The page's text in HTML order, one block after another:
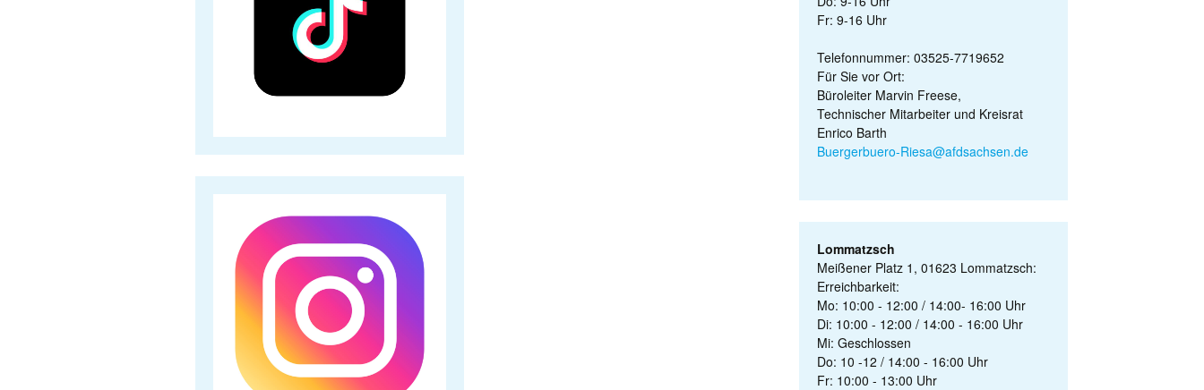
Fr: 9-16 Uhr
Telefonnummer: 03525-7719652
Für Sie vor Ort:
Büroleiter Marvin Freese,
Technischer Mitarbeiter und Kreisrat
Enrico Barth
Buergerbuero-Riesa@afdsachsen.de
Lommatzsch
Meißener Platz 1, 01623 Lommatzsch:
Erreichbarkeit:
Mo: 10:00 - 12:00 / 14:00- 16:00 Uhr
Di: 10:00 - 12:00 / 14:00 - 16:00 Uhr
Mi: Geschlossen
Do: 10 -12 / 14:00 - 16:00 Uhr
Fr: 10:00 - 13:00 Uhr